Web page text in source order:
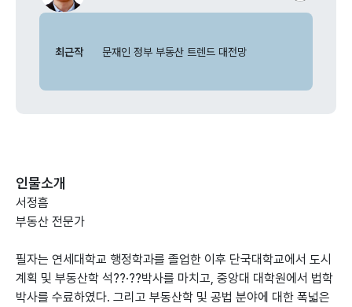
최근작 문재인 정부 부동산 트렌드 대전망
인물소개
서정흠
부동산 전문가
필자는 연세대학교 행정학과를 졸업한 이후 단국대학교에서 도시
계획 및 부동산학 석??·??박사를 마치고, 중앙대 대학원에서 법학
박사를 수료하였다. 그리고 부동산학 및 공법 분야에 대한 폭넓은